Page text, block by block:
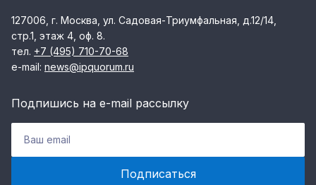
127006, г. Москва, ул. Садовая-Триумфальная, д.12/14,
стр.1, этаж 4, оф. 8.
тел. +7 (495) 710-70-68
e-mail: news@ipquorum.ru
Подпишись на e-mail рассылку